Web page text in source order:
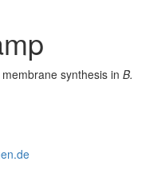
synthesis in B.